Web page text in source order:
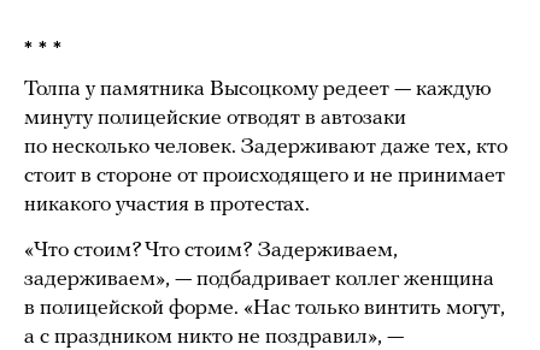
* * *
Толпа у памятника Высоцкому редеет — каждую
минуту полицейские отводят в автозаки
по несколько человек. Задерживают даже тех, кто
стоит в стороне от происходящего и не принимает
никакого участия в протестах.
«Что стоим? Что стоим? Задерживаем,
задерживаем», — подбадривает коллег женщина
в полицейской форме. «Нас только винтить могут,
а с праздником никто не поздравил», —